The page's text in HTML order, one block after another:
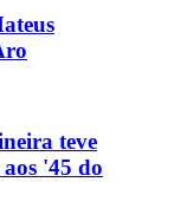
teve
'45 do